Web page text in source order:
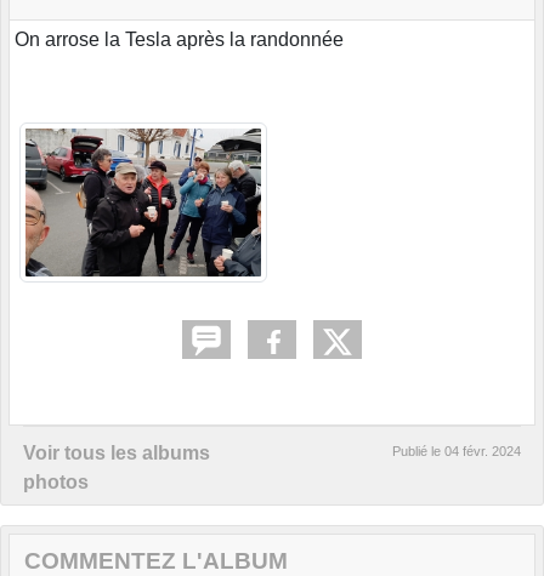
On arrose la Tesla après la randonnée
Voir tous les albums
photos
Publié le 04 févr. 2024
COMMENTEZ L'ALBUM